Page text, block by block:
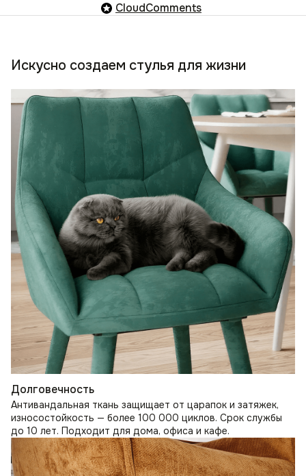
CloudComments
Искусно создаем стулья для жизни
Долговечность
Антивандальная ткань защищает от царапок и затяжек,
износостойкость — более 100 000 циклов. Срок службы
до 10 лет. Подходит для дома, офиса и кафе.